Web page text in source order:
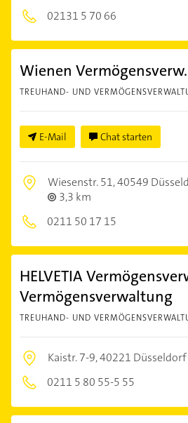
02131 5 70 66
Wienen
TREUHAND- UND
E-Mail Chat starten
Wiesenstr. 51,40549
3,3 km
0211 50 17 15
HELVETIA
Vermögensverwaltung
TREUHAND- UND
Kaistr. 7-9,40221 Düsseldorf
0211 5 80 55-5 55